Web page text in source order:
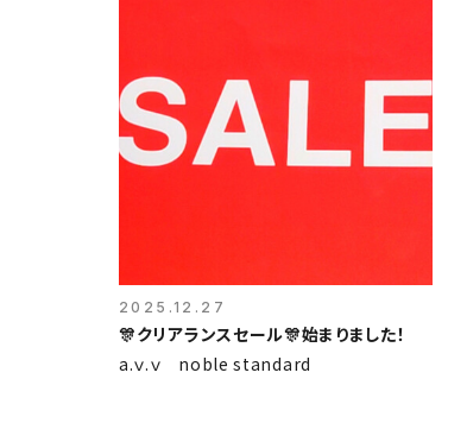
2025.12.27
🎊クリアランスセール🎊始まりました！
a.ｖ.ｖ noble standard